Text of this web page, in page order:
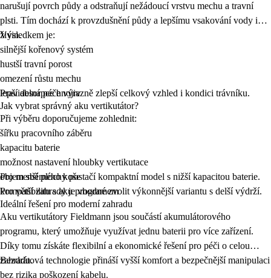
narušují povrch půdy a odstraňují nežádoucí vrstvu mechu a travní
plsti. Tím dochází k provzdušnění půdy a lepšímu vsakování vody i
živin.
Výsledkem je:
silnější kořenový systém
hustší travní porost
omezení růstu mechu
lepší absorpce hnojiv
Pravidelná péče výrazně zlepší celkový vzhled i kondici trávníku.
Jak vybrat správný aku vertikutátor?
Při výběru doporučujeme zohlednit:
šířku pracovního záběru
kapacitu baterie
možnost nastavení hloubky vertikutace
objem sběrného koše
kompatibilitu s aku programem
Pro menší plochy postačí kompaktní model s nižší kapacitou baterie.
Pro větší zahrady je vhodné zvolit výkonnější variantu s delší výdrží.
Ideální řešení pro moderní zahradu
Aku vertikutátory Fieldmann jsou součástí akumulátorového
programu, který umožňuje využívat jednu baterii pro více zařízení.
Díky tomu získáte flexibilní a ekonomické řešení pro péči o celou
zahradu.
Bezdrátová technologie přináší vyšší komfort a bezpečnější manipulaci
bez rizika poškození kabelu.